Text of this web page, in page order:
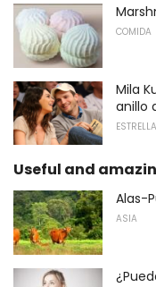
COMIDA
Mila
anillo
Useful and
Alas-
ASIA